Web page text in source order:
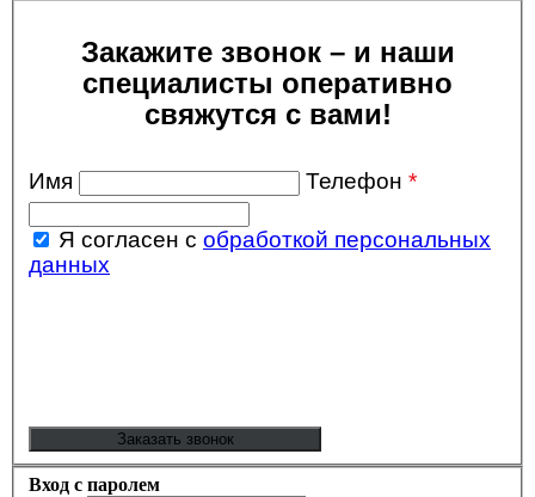
Закажите звонок – и наши
специалисты оперативно
свяжутся с вами!
Имя Телефон *
Я согласен с обработкой персональных
данных
Вход с паролем